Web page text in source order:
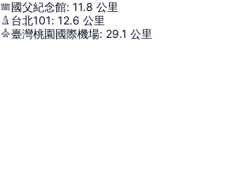
國父紀念館: 11.8 公里
台北101: 12.6 公里
臺灣桃園國際機場: 29.1 公里